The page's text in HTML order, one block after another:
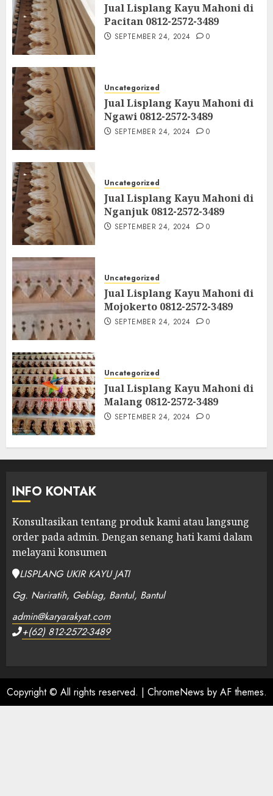
Jual Lisplang Kayu Mahoni di
Pacitan 0812-2572-3489
SEPTEMBER 24, 2024 0
Uncategorized
Jual Lisplang Kayu Mahoni di
Ngawi 0812-2572-3489
SEPTEMBER 24, 2024 0
Uncategorized
Jual Lisplang Kayu Mahoni di
Nganjuk 0812-2572-3489
SEPTEMBER 24, 2024 0
Uncategorized
Jual Lisplang Kayu Mahoni di
Mojokerto 0812-2572-3489
SEPTEMBER 24, 2024 0
Uncategorized
Jual Lisplang Kayu Mahoni di
Malang 0812-2572-3489
SEPTEMBER 24, 2024 0
INFO KONTAK
Konsultasikan tentang produk kami atau langsung
order pada admin. Dengan senang hati kami dalam
melayani konsumen
LISPLANG UKIR KAYU JATI
Gg. Nariratih, Geblag, Bantul, Bantul
admin@karyarakyat.com
+(62) 812-2572-3489
Copyright © All rights reserved. | ChromeNews by AF themes.